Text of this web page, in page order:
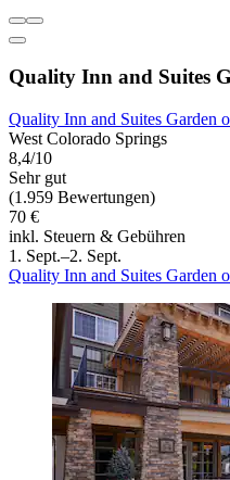
Quality Inn and Suites
Quality Inn and Suites Garden
West Colorado Springs
8,4/10
Sehr gut
(1.959 Bewertungen)
70 €
inkl. Steuern & Gebühren
1. Sept.–2. Sept.
Quality Inn and Suites Garden